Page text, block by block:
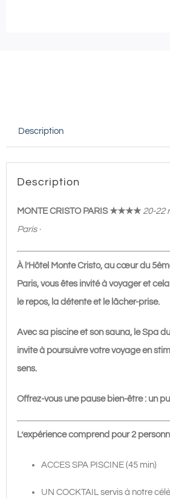
Spa
45'
Description
Description
MONTE CRISTO PARIS ★★★★ 20-22
Paris ·
À l’Hôtel Monte Cristo, au cœur du
Paris, vous êtes invité à voyager et
le repos, la détente et le lâcher-prise.
Avec sa piscine et son sauna, le Spa
invite à poursuivre votre voyage en
sens.
Offrez-vous une pause bien-être : un
L’expérience comprend pour 2
ACCES SPA PISCINE (45 min)
UN COCKTAIL servis à notre